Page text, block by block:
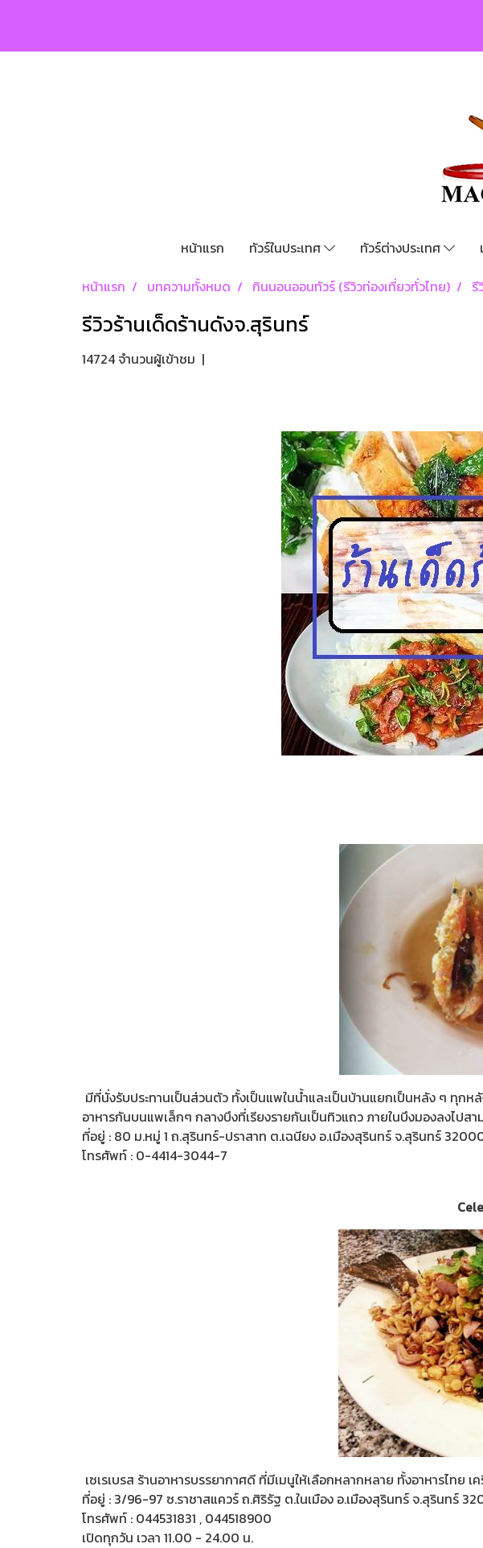
หน้าแรก ทัวร์ในประเทศ ทัวร์ต่างประเทศ
หน้าแรก
บทความทั้งหมด กินนอนออนทัวร์ (รีวิวท่องเที่ยวทั่วไทย) รี
รีวิวร้านเด็ดร้านดังจ.สุรินทร์
14724 จำนวนผู้เข้าชม |
มีที่นั่งรับประทานเป็นส่วนตัว ทั้งเป็นแพในน้ำและเป็นบ้านแยกเป็นหลัง ๆ ทุ
อาหารกันบนแพเล็กๆ กลางบึงที่เรียงรายกันเป็นทิวแถว ภายในบึงมองลงไป
ที่อยู่ : 80 ม.หมู่ 1 ถ.สุรินทร์-ปราสาท ต.เฉนียง อ.เมืองสุรินทร์ จ.สุรินทร์
โทรศัพท์ : 0-4414-3044-7
เซเรเบรส ร้านอาหารบรรยากาศดี ที่มีเมนูให้เลือกหลากหลาย ทั้งอาหารไทย
ที่อยู่ : 3/96-97 ซ.ราชาสแควร์ ถ.ศิริรัฐ ต.ในเมือง อ.เมืองสุรินทร์ จ.สุรินทร์
โทรศัพท์ : 044531831 , 044518900
เปิดทุกวัน เวลา 11.00 - 24.00 น.